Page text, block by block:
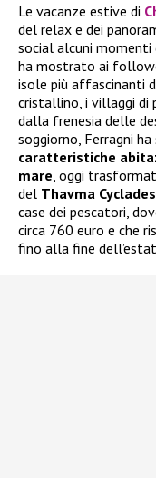
Le vacanze estive di
del relax e dei
social alcuni momenti
ha mostrato ai
isole più affascinanti
cristallino, i villaggi di
dalla frenesia delle
soggiorno, Ferragni
caratteristiche
mare , oggi
del Thavma Cyclades
case dei pescatori,
circa 760 euro e che
fino alla fine